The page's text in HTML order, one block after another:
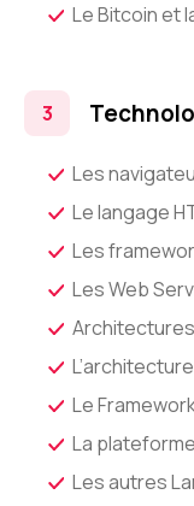
Le Bitcoin et
Les
Le langage
Les
Les Web
Le
La
Les autres